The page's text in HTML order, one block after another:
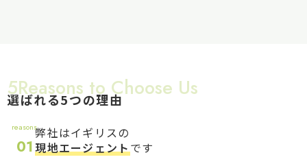
5Reasons to Choose Us
選ばれる5つの理由
reasons
01
弊社はイギリスの
現地エージェントです